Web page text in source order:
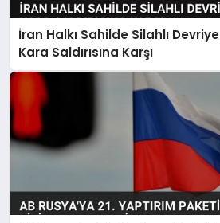
İran Halkı Sahilde Silahlı
Kara Saldırısına Karşı